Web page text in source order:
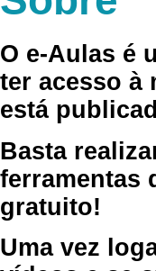
O e-Aulas é
ter acesso à
está
Basta
ferramentas
gratuito!
Uma vez